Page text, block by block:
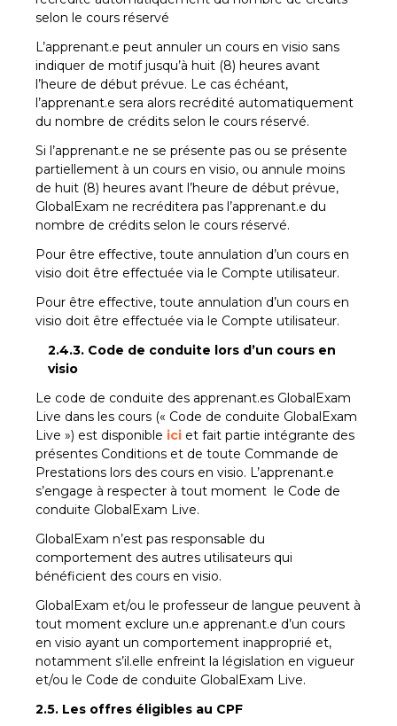
selon le cours réservé
L’apprenant.e peut annuler un cours en visio sans
indiquer de motif jusqu’à huit (8) heures avant
l’heure de début prévue. Le cas échéant,
l’apprenant.e sera alors recrédité automatiquement
du nombre de crédits selon le cours réservé.
Si l’apprenant.e ne se présente pas ou se présente
partiellement à un cours en visio, ou annule moins
de huit (8) heures avant l’heure de début prévue,
GlobalExam ne recréditera pas l’apprenant.e du
nombre de crédits selon le cours réservé.
Pour être effective, toute annulation d’un cours en
visio doit être effectuée via le Compte utilisateur.
Pour être effective, toute annulation d’un cours en
visio doit être effectuée via le Compte utilisateur.
2.4.3. Code de conduite lors d’un cours en
visio
Le code de conduite des apprenant.es GlobalExam
Live dans les cours (« Code de conduite GlobalExam
Live ») est disponible ici et fait partie intégrante des
présentes Conditions et de toute Commande de
Prestations lors des cours en visio. L’apprenant.e
s’engage à respecter à tout moment le Code de
conduite GlobalExam Live.
GlobalExam n’est pas responsable du
comportement des autres utilisateurs qui
bénéficient des cours en visio.
GlobalExam et/ou le professeur de langue peuvent à
tout moment exclure un.e apprenant.e d’un cours
en visio ayant un comportement inapproprié et,
notamment s’il.elle enfreint la législation en vigueur
et/ou le Code de conduite GlobalExam Live.
2.5. Les offres éligibles au CPF